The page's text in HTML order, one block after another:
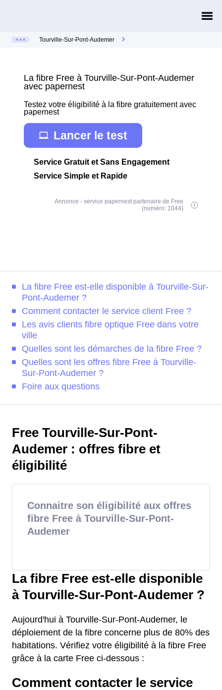
Tourville-Sur-Pont-Audemer
La fibre Free à Tourville-Sur-Pont-Audemer
avec papernest
Testez votre éligibilité à la fibre gratuitement avec
papernest
Lancer le test
Service Gratuit et Sans Engagement
Service Simple et Rapide
Annonce - service papernest partenaire de Free
(numéro: 1044)
La fibre Free est-elle disponible à Tourville-Sur-
Pont-Audemer ?
Comment contacter le service client Free ?
Les avis clients fibre optique Free dans votre
ville
Quelles sont les démarches de la fibre Free ?
Quelles sont les offres fibre Free à Tourville-
Sur-Pont-Audemer ?
Foire aux questions
Free Tourville-Sur-Pont-
Audemer : offres fibre et
éligibilité
Connaitre son éligibilité aux offres
fibre Free à Tourville-Sur-Pont-
Audemer
La fibre Free est-elle disponible
à Tourville-Sur-Pont-Audemer ?
Aujourd'hui à Tourville-Sur-Pont-Audemer, le
déploiement de la fibre concerne plus de 80% des
habitations. Vérifiez votre éligibilité à la fibre Free
grâce à la carte Free ci-dessous :
Comment contacter le service